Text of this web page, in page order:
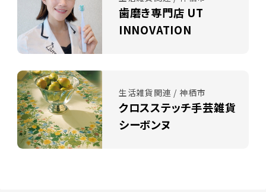
歯磨き専門店 UT
INNOVATION
生活雑貨関連 / 神栖市
クロスステッチ手芸雑貨
シーボンヌ